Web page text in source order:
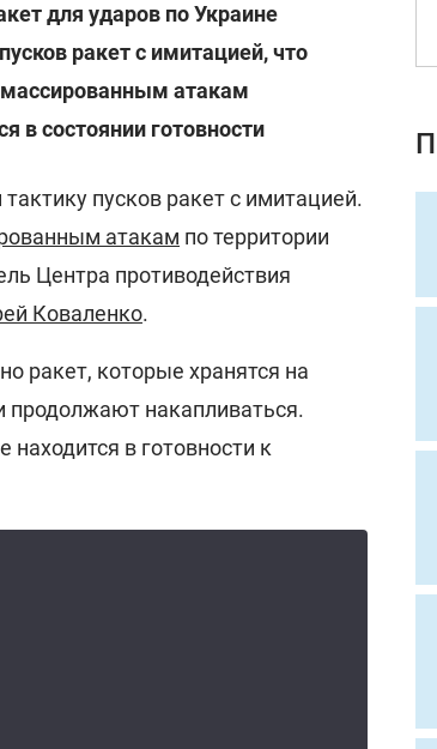
для ударов по Украине
ракет с имитацией, что
массированным атакам
в состоянии готовности
пусков ракет с имитацией.
атакам по территории
Центра противодействия
Коваленко.
ракет, которые хранятся на
продолжают накапливаться.
в готовности к